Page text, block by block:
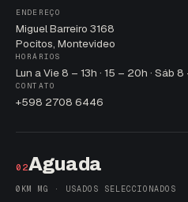
ENDEREÇO
Miguel Barreiro 3168
Pocitos, Montevideo
HORÁRIOS
Lun a Vie 8 – 13h · 15 – 20h · Sáb 8
CONTATO
+598 2708 6446
02Aguada
0KM MG · USADOS SELECCIONADOS